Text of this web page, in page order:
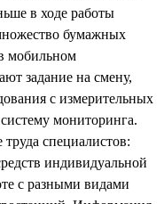
в ходе работы
бумажных
мобильном
задание на смену,
с измерительных
мониторинга.
специалистов:
индивидуальной
с разными видами